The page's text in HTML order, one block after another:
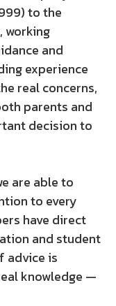
to the
working
and
experience
real concerns,
parents and
decision to
are able to
to every
have direct
and student
advice is
knowledge —